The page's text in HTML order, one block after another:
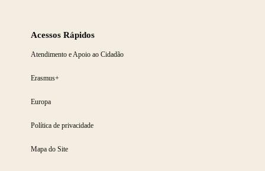
Acessos Rápidos
Atendimento e Apoio ao Cidadão
Erasmus+
Europa
Política de privacidade
Mapa do Site